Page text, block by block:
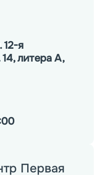
12-я
литера А,
Первая